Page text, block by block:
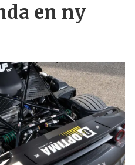
en ny